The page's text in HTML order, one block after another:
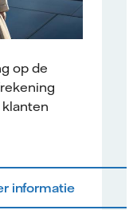
op de
informatie